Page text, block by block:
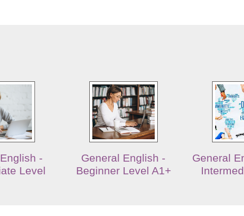
-
Level
General English -
Beginner Level A1+
General